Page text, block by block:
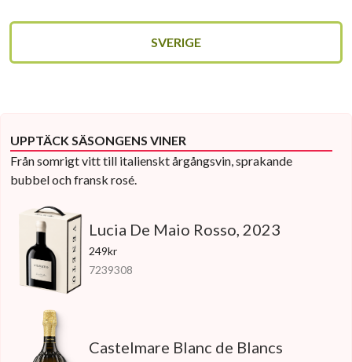
SVERIGE
UPPTÄCK SÄSONGENS VINER
Från somrigt vitt till italienskt årgångsvin, sprakande
bubbel och fransk rosé.
Lucia De Maio Rosso, 2023
249kr
7239308
Castelmare Blanc de Blancs